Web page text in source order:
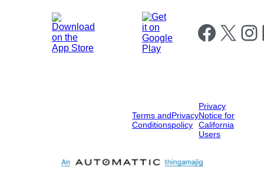
Follow us on
Follow us on X
Terms and
Conditions
Privacy
policy
Privacy
Notice for
California
Users